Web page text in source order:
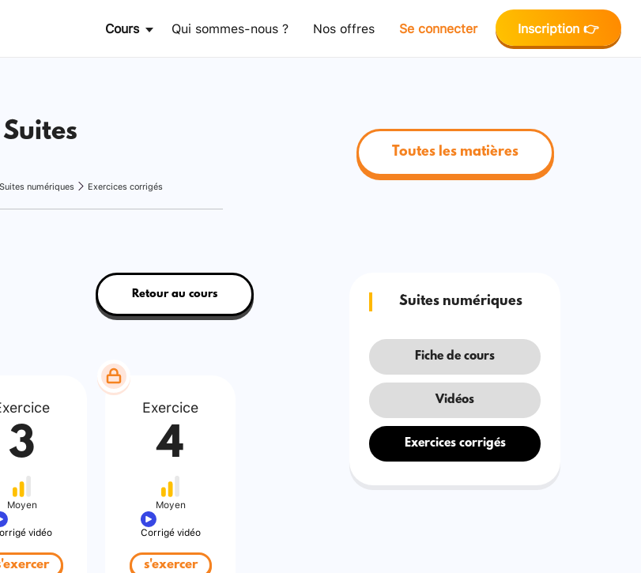
Cours Qui sommes-nous ? Nos offres Se connecter Inscription 👉
Suites numériques Exercices corrigés
Toutes les matières
Retour au cours
3
Moyen
vidéo
Exercice
4
Moyen
Corrigé vidéo
s'exercer
Suites numériques
Fiche de cours
Vidéos
Exercices corrigés